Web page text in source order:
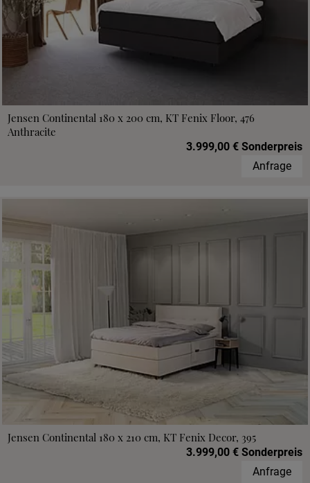
Jensen Continental 180 x 200 cm, KT Fenix Floor, 476
Anthracite
3.999,00 € Sonderpreis
Anfrage
Jensen Continental 180 x 210 cm, KT Fenix Decor, 395
3.999,00 € Sonderpreis
Anfrage